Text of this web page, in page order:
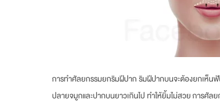
การทำศัลยกรรมยกริมฝีปาก ริมฝีปากบนจะต้องยกเห็น
ปลายจมูกและปากบนยาวเกินไป ทำให้ยิ้มไม่สวย การศั